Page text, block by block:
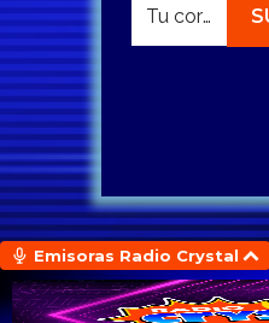
Emisoras Radio Crystal